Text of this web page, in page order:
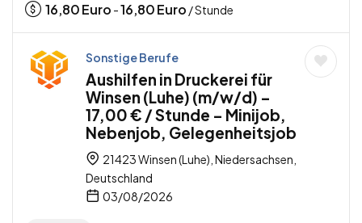
16,80Euro -16,80Euro / Stunde
Sonstige Berufe
Aushilfen in Druckerei für
Winsen (Luhe) (m/w/d) –
17,00 € / Stunde – Minijob,
Nebenjob, Gelegenheitsjob
21423 Winsen (Luhe), Niedersachsen,
Deutschland
03/08/2026